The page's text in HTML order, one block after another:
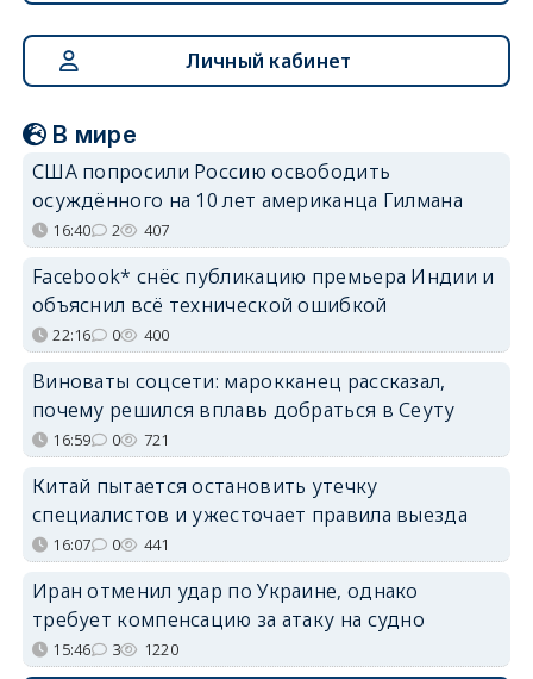
Личный кабинет
В мире
США попросили Россию освободить
осуждённого на 10 лет американца Гилмана
16:40 2 407
Facebook* снёс публикацию премьера Индии и
объяснил всё технической ошибкой
22:16 0 400
Виноваты соцсети: марокканец рассказал,
почему решился вплавь добраться в Сеуту
16:59 0 721
Китай пытается остановить утечку
специалистов и ужесточает правила выезда
16:07 0 441
Иран отменил удар по Украине, однако
требует компенсацию за атаку на судно
15:46 3 1220